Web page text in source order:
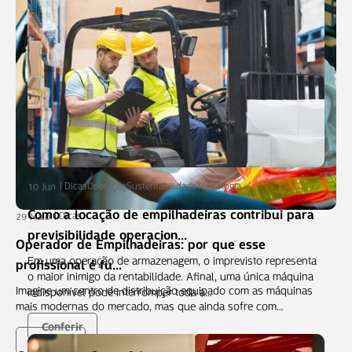
29 Maio Dicas
Operador de Empilhadeiras: por que esse
profissional é fu...
Imagine um centro de distribuição equipado com as máquinas
mais modernas do mercado, mas que ainda sofre com…
Conferir
10 Jun DicasOperaçãoSustentabilidadeTecnologia
Como a locação de empilhadeiras contribui para
previsibilidade operacion...
Em uma operação de armazenagem, o imprevisto representa
o maior inimigo da rentabilidade. Afinal, uma única máquina
indisponível pode interromper toda a…
Conferir